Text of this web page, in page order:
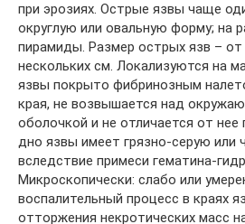
при эрозиях. Острые язвы чаще
округлую или овальную форму; на
пирамиды. Размер острых язв –
нескольких см. Локализуются на
язвы покрыто фибринозным
края, не возвышается над
оболочкой и не отличается от нее
дно язвы имеет грязно-серую или
вследствие примеси гематина-
Микроскопически: слабо или
воспалительный процесс в краях
отторжения некротических масс